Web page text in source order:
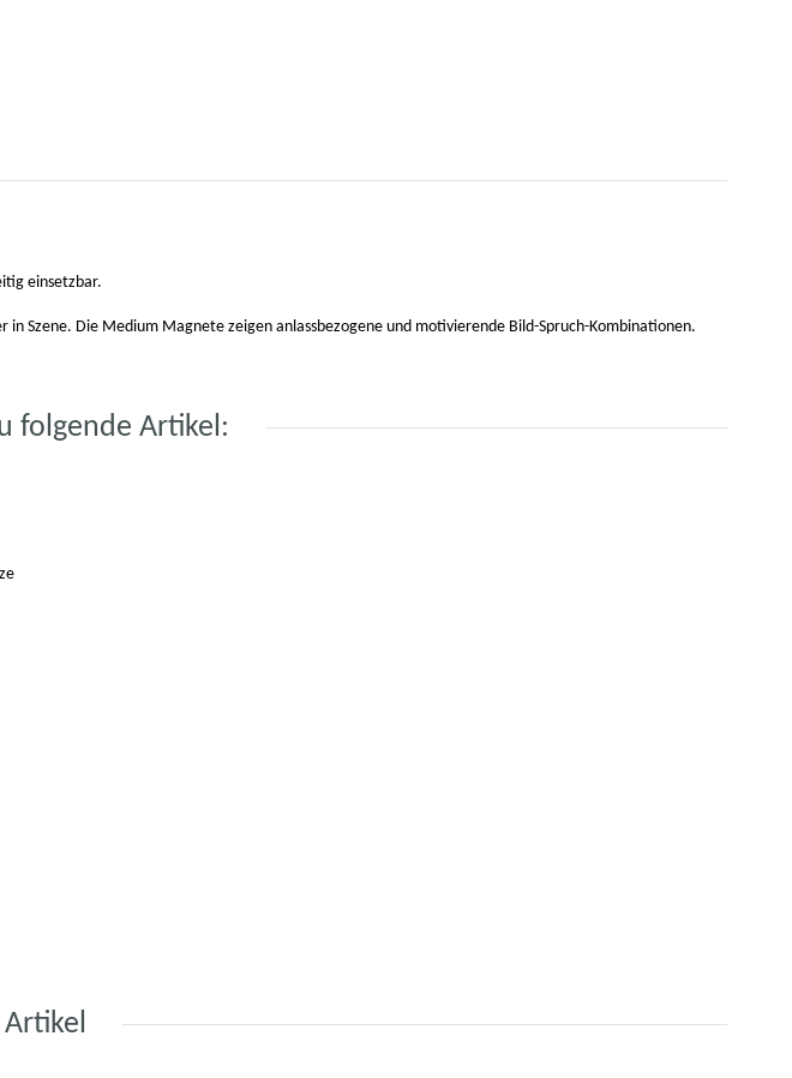
einsetzbar.
Szene. Die Medium Magnete zeigen anlassbezogene und motivierende Bild-Spruch-Kombinationen.
folgende Artikel: